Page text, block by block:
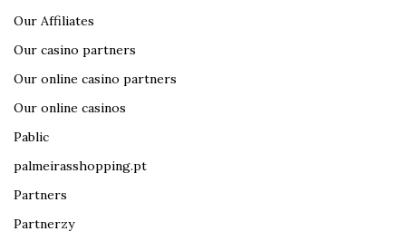
Our Affiliates
Our casino partners
Our online casino partners
Our online casinos
Pablic
palmeirasshopping.pt
Partners
Partnerzy